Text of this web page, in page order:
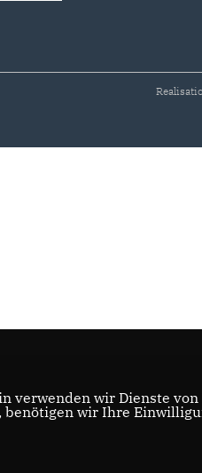
verwenden wir Dienste
wir Ihre